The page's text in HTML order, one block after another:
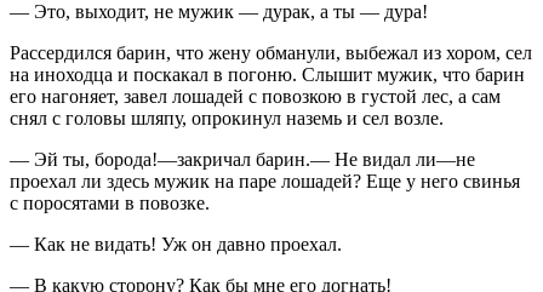
— Это, выходит, не мужик — дурак, а ты — дура!
Рассердился барин, что жену обманули, выбежал из хором, сел
на иноходца и поскакал в погоню. Слышит мужик, что барин
его нагоняет, завел лошадей с повозкою в густой лес, а сам
снял с головы шляпу, опрокинул наземь и сел возле.
— Эй ты, борода!—закричал барин.— Не видал ли—не
проехал ли здесь мужик на паре лошадей? Еще у него свинья
с поросятами в повозке.
— Как не видать! Уж он давно проехал.
— В какую сторону? Как бы мне его догнать!